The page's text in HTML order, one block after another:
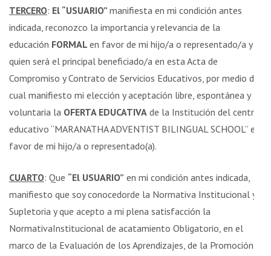
TERCERO: El “USUARIO” manifiesta en mi condición antes
indicada, reconozco la importancia y relevancia de la
educación FORMAL en favor de mi hijo/a o representado/a y
quien será el principal beneficiado/a en esta Acta de
Compromiso y Contrato de Servicios Educativos, por medio del
cual manifiesto mi elección y aceptación libre, espontánea y
voluntaria la OFERTA EDUCATIVA de la Institución del centro
educativo “MARANATHA ADVENTIST BILINGUAL SCHOOL” en
favor de mi hijo/a o representado(a).
CUARTO: Que “El USUARIO” en mi condición antes indicada,
manifiesto que soy conocedorde la Normativa Institucional y
Supletoria y que acepto a mi plena satisfacción la
NormativaInstitucional de acatamiento Obligatorio, en el
marco de la Evaluación de los Aprendizajes, de la Promoción